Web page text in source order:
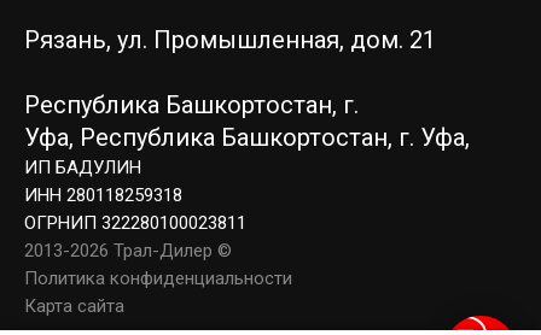
Рязань, ул. Промышленная, дом. 21
Республика Башкортостан, г.
Уфа, Республика Башкортостан, г. Уфа,
ИП БАДУЛИН
ИНН 280118259318
ОГРНИП 322280100023811
2013-2026 Трал-Дилер ©
Политика конфиденциальности
Карта сайта